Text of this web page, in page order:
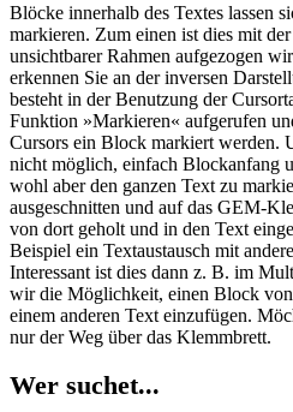
Blöcke innerhalb des Textes lassen
markieren. Zum einen ist dies mit
unsichtbarer Rahmen aufgezogen
erkennen Sie an der inversen
besteht in der Benutzung der
Funktion »Markieren« aufgerufen
Cursors ein Block markiert werden.
nicht möglich, einfach Blockanfang
wohl aber den ganzen Text zu
ausgeschnitten und auf das GEM-
von dort geholt und in den Text
Beispiel ein Textaustausch mit
Interessant ist dies dann z. B. im
wir die Möglichkeit, einen Block
einem anderen Text einzufügen.
nur der Weg über das Klemmbrett.
Wer suchet...